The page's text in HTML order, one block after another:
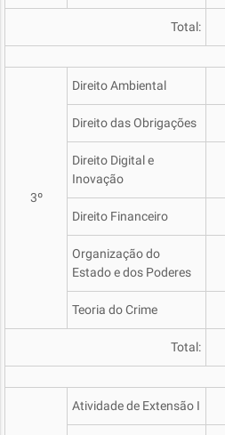
Total:
3º
Direito Ambiental
Direito das Obrigações
Direito Digital e
Inovação
Direito Financeiro
Organização do
Estado e dos Poderes
Teoria do Crime
Total:
Atividade de Extensão I